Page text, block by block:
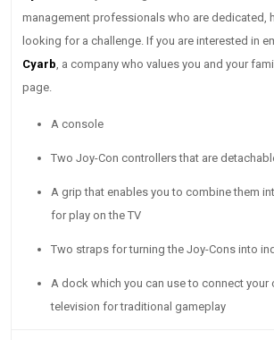
management professionals who are dedicated,
looking for a challenge. If you are interested in
Cyarb, a company who values you and your
page.
A console
Two Joy-Con controllers that are
A grip that enables you to combine them
for play on the TV
Two straps for turning the Joy-Cons into
A dock which you can use to connect your
television for traditional gameplay